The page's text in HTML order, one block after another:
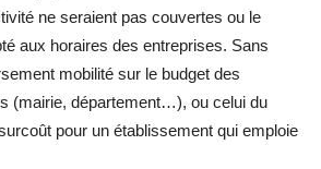
ne seraient pas couvertes ou le
aux horaires des entreprises. Sans
mobilité sur le budget des
(mairie, département…), ou celui du
pour un établissement qui emploie